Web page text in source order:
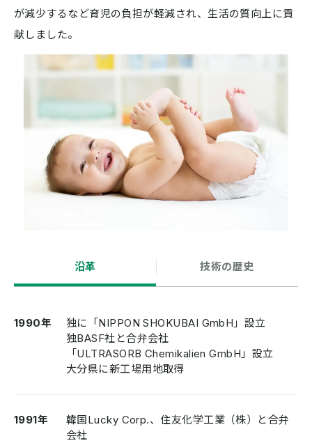
が減少するなど育児の負担が軽減され、生活の質向上に貢
献しました。
沿革 技術の歴史
1990年
独に「NIPPON SHOKUBAI GmbH」設立
独BASF社と合弁会社
「ULTRASORB Chemikalien GmbH」設立
大分県に新工場用地取得
1991年
韓国Lucky Corp.、住友化学工業（株）と合弁
会社